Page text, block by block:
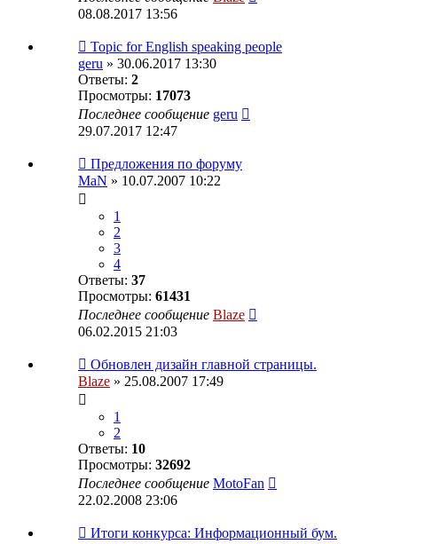
08.08.2017 13:56
Topic for English speaking people
geru » 30.06.2017 13:30
Ответы: 2
Просмотры: 17073
Последнее сообщение geru
29.07.2017 12:47
Предложения по форуму
MaN » 10.07.2007 10:22
1
2
3
4
Ответы: 37
Просмотры: 61431
Последнее сообщение Blaze
06.02.2015 21:03
Обновлен дизайн главной страницы.
Blaze » 25.08.2007 17:49
1
2
Ответы: 10
Просмотры: 32692
Последнее сообщение MotoFan
22.02.2008 23:06
Итоги конкурса: Информационный бум.